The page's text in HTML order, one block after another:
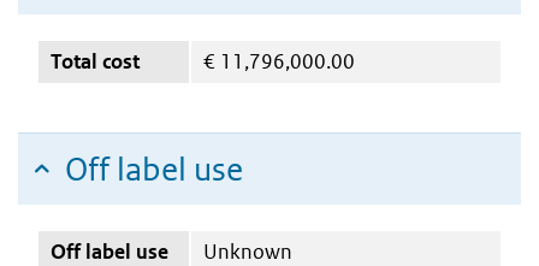
Total cost € 11,796,000.00
Off label use
Off label use Unknown